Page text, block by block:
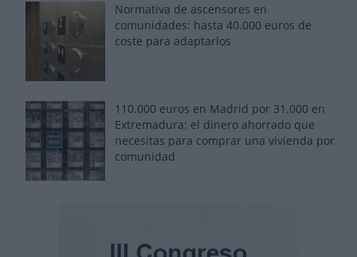
Normativa de ascensores en
comunidades: hasta 40.000 euros de
coste para adaptarlos
110.000 euros en Madrid por 31.000 en
Extremadura: el dinero ahorrado que
necesitas para comprar una vivienda por
comunidad